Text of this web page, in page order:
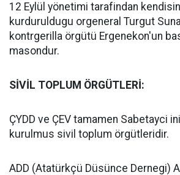
12 Eylül yönetimi tarafindan
kurduruldugu orgeneral Turgut
kontrgerilla örgütü Ergenekon'un
masondur.
SİVİL TOPLUM ÖRGÜTLERİ:
ÇYDD ve ÇEV tamamen Sabetayci
kurulmus sivil toplum örgütleridir.
ADD (Atatürkçü Düsünce Dernegi)